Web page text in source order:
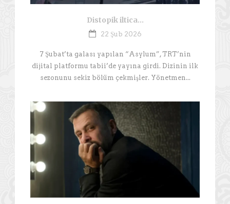
Distopik iltica…
22 Şub 2026
7 Şubat’ta galası yapılan “Asylum”, TRT’nin
dijital platformu tabii’de yayına girdi. Dizinin ilk
sezonunu sekiz bölüm çekmişler. Yönetmen...